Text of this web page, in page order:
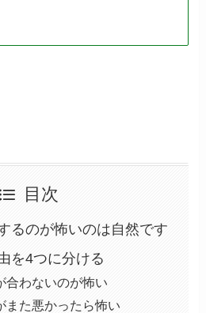
目次
るのが怖いのは自然です
を4つに分ける
合わないのが怖い
また悪かったら怖い